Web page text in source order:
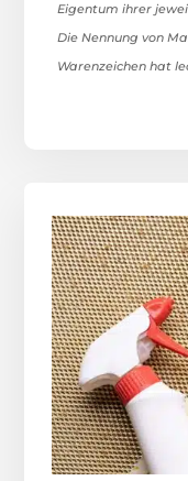
Eigentum ihrer
Die Nennung von
Warenzeichen hat